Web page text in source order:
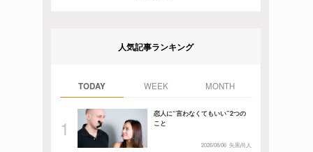
人気記事ランキング
TODAY WEEK MONTH
恋人に“言わなくてもいい”2つの
こと
2026/08/06 矢黒尚人